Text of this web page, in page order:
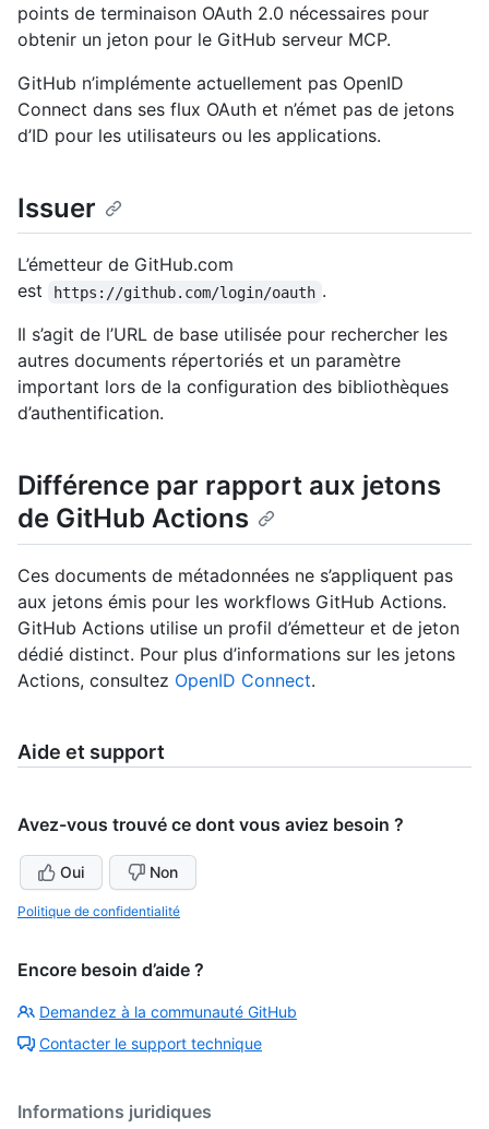
points de terminaison OAuth 2.0 nécessaires pour
obtenir un jeton pour le GitHub serveur MCP.
GitHub n’implémente actuellement pas OpenID
Connect dans ses flux OAuth et n’émet pas de jetons
d’ID pour les utilisateurs ou les applications.
Issuer
L’émetteur de GitHub.com
est
https://github.com/login/oauth .
Il s’agit de l’URL de base utilisée pour rechercher les
autres documents répertoriés et un paramètre
important lors de la configuration des bibliothèques
d’authentification.
Différence par rapport aux jetons
de GitHub Actions
Ces documents de métadonnées ne s’appliquent pas
aux jetons émis pour les workflows GitHub Actions.
GitHub Actions utilise un profil d’émetteur et de jeton
dédié distinct. Pour plus d’informations sur les jetons
Actions, consultez OpenID Connect.
Aide et support
Avez-vous trouvé ce dont vous aviez besoin ?
Oui Non
Politique de confidentialité
Encore besoin d’aide ?
Demandez à la communauté GitHub
Contacter le support technique
Informations juridiques